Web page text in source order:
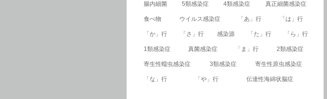
腸内細菌 5類感染症 4類感染症 真正細菌感染症
食べ物 ウイルス感染症 「あ」行 「は」行
「か」行 「さ」行 感染源 「た」行 「ら」行
1類感染症 真菌感染症 「ま」行 2類感染症
寄生性蠕虫感染症 3類感染症 寄生性原虫感染症
「な」行 「や」行 伝達性海綿状脳症